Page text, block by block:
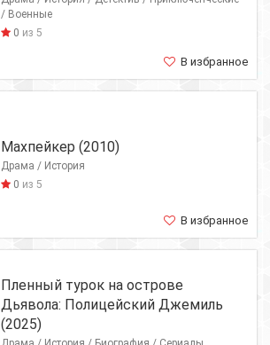
/ Военные
0 из 5
В избранное
Махпейкер (2010)
Драма / История
0 из 5
В избранное
Пленный турок на острове
Дьявола: Полицейский Джемиль
(2025)